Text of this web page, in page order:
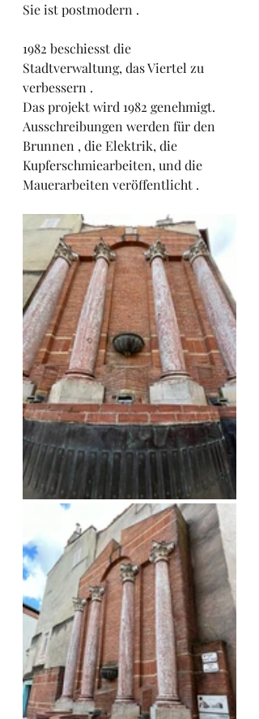
Sie ist postmodern .
1982 beschiesst die
Stadtverwaltung, das Viertel zu
verbessern .
Das projekt wird 1982 genehmigt.
Ausschreibungen werden für den
Brunnen , die Elektrik, die
Kupferschmiearbeiten, und die
Mauerarbeiten veröffentlicht .